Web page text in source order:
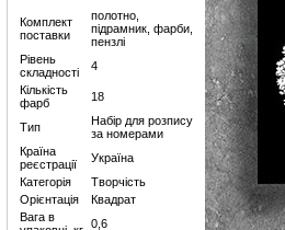
Комплект
поставки
полотно,
підрамник, фарби,
пензлі
Рівень
складності
4
Кількість
фарб
18
Тип
Набір для розпису
за номерами
Країна
реєстрації
Україна
Категорія
Творчість
Орієнтація
Квадрат
Вага в
0,6